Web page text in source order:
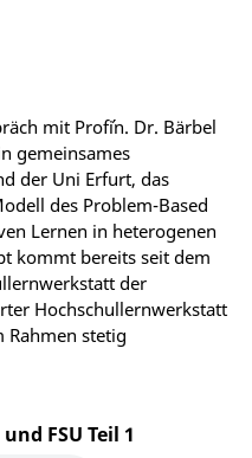
mit Prof´in. Dr. Bärbel
gemeinsames
der Uni Erfurt, das
des Problem-Based
Lernen in heterogenen
kommt bereits seit dem
der
Hochschullernwerkstatt
Rahmen stetig
FSU Teil 1